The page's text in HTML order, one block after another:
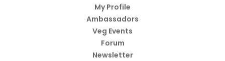
My Profile
Ambassadors
Veg Events
Forum
Newsletter